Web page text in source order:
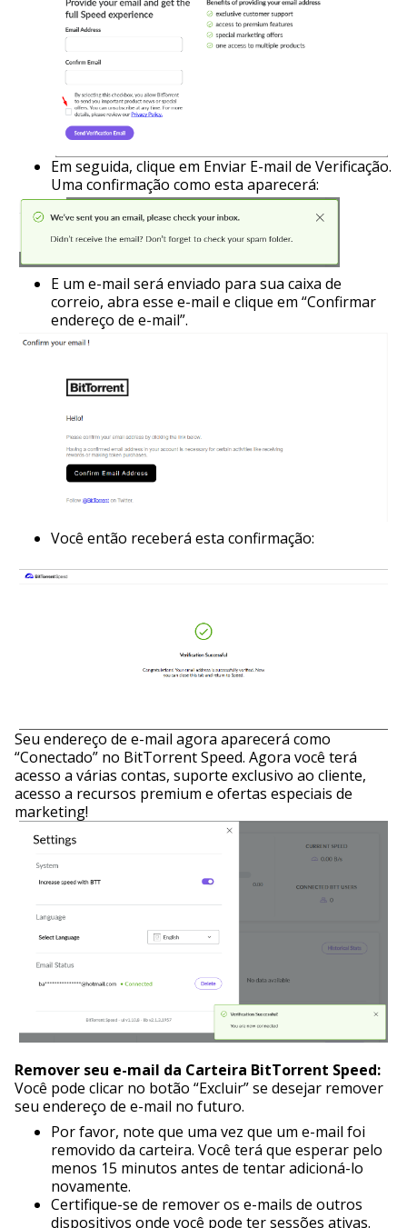
Em seguida, clique em Enviar E-mail de Verificação.
Uma confirmação como esta aparecerá:
E um e-mail será enviado para sua caixa de
correio, abra esse e-mail e clique em “Confirmar
endereço de e-mail”.
Você então receberá esta confirmação:
Seu endereço de e-mail agora aparecerá como
“Conectado” no BitTorrent Speed. Agora você terá
acesso a várias contas, suporte exclusivo ao cliente,
acesso a recursos premium e ofertas especiais de
marketing!
Remover seu e-mail da Carteira BitTorrent Speed:
Você pode clicar no botão “Excluir” se desejar remover
seu endereço de e-mail no futuro.
Por favor, note que uma vez que um e-mail foi
removido da carteira. Você terá que esperar pelo
menos 15 minutos antes de tentar adicioná-lo
novamente.
Certifique-se de remover os e-mails de outros
dispositivos onde você pode ter sessões ativas.